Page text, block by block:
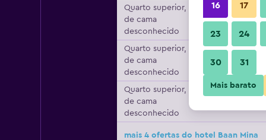
Quarto superior, tipo
de cama
desconhecido
Quarto superior, tipo
de cama
desconhecido
Quarto superior, tipo
de cama
desconhecido
mais 4 ofertas do hotel Baan Mina
16 17
23 24
30 31
Mais barato